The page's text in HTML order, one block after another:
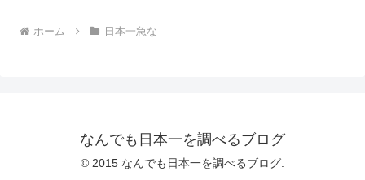
ホーム 日本一急な
なんでも日本一を調べるブログ
© 2015 なんでも日本一を調べるブログ.